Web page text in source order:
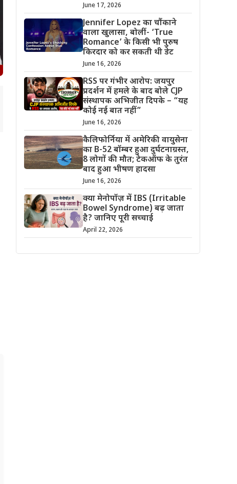
June 17, 2026
Jennifer Lopez का चौंकाने
वाला खुलासा, बोलीं- ‘True
Romance’ के किसी भी पुरुष
किरदार को कर सकती थी डेट
June 16, 2026
RSS पर गंभीर आरोप: जयपुर
प्रदर्शन में हमले के बाद बोले CJP
संस्थापक अभिजीत दिपके – “यह
कोई नई बात नहीं”
June 16, 2026
कैलिफोर्निया में अमेरिकी वायुसेना
का B-52 बॉम्बर हुआ दुर्घटनाग्रस्त,
8 लोगों की मौत; टेकऑफ के तुरंत
बाद हुआ भीषण हादसा
June 16, 2026
क्या मेनोपॉज़ में IBS (Irritable
Bowel Syndrome) बढ़ जाता
है? जानिए पूरी सच्चाई
April 22, 2026